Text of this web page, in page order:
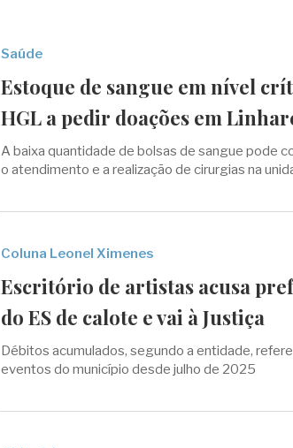
Saúde
Estoque de sangue em nível
HGL a pedir doações em
A baixa quantidade de bolsas de sangue pode
o atendimento e a realização de cirurgias na
Coluna Leonel Ximenes
Escritório de artistas acusa
do ES de calote e vai à Justiça
Débitos acumulados, segundo a entidade,
eventos do município desde julho de 2025